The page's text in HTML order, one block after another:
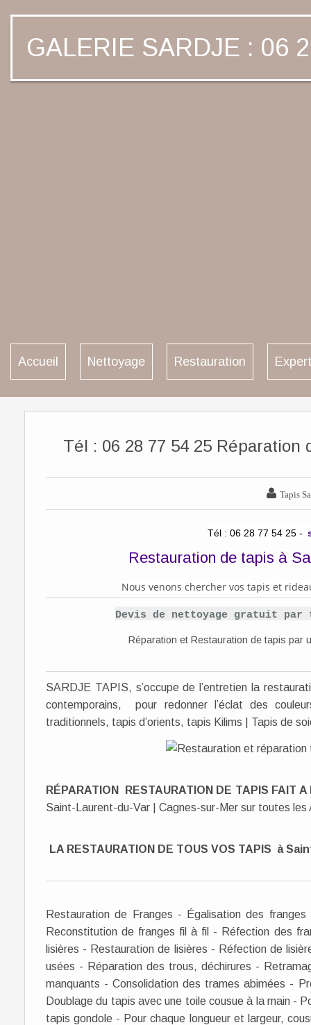
GALERIE SARDJE : 06
Accueil Nettoyage Restauration
Tél : 06 28 77 54 25
 Tapis
Tél : 06 28 77 54 25 -
Restauration de tapis à
Nous venons chercher vos tapis et
Devis de nettoyage gratuit par
Réparation et Restauration de tapis par
SARDJE TAPIS, s’occupe de l’entretien la
contemporains, pour redonner l’éclat des
traditionnels, tapis d’orients, tapis Kilims | Tapis de
RÉPARATION RESTAURATION DE TAPIS FAIT
Saint-Laurent-du-Var | Cagnes-sur-Mer sur toutes
LA RESTAURATION DE TOUS VOS TAPIS à
Restauration de Franges - Égalisation des
Reconstitution de franges fil à fil - Réfection des
lisières - Restauration de lisières - Réfection de
usées - Réparation des trous, déchirures -
manquants - Consolidation des trames abimées -
Doublage du tapis avec une toile cousue à la main -
tapis gondole - Pour chaque longueur et largeur,